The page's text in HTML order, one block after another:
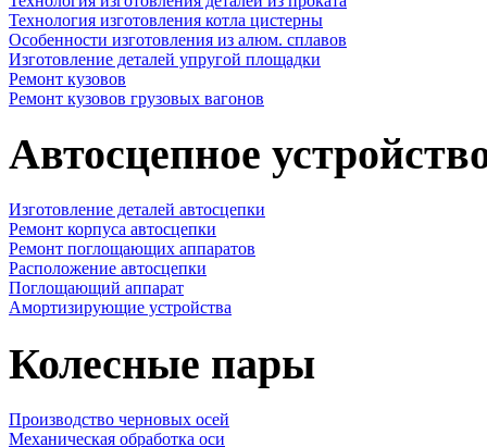
Технология изготовления котла цистерны
Особенности изготовления из алюм. сплавов
Изготовление деталей упругой площадки
Ремонт кузовов
Ремонт кузовов грузовых вагонов
Автосцепное
Изготовление деталей автосцепки
Ремонт корпуса автосцепки
Ремонт поглощающих аппаратов
Расположение автосцепки
Поглощающий аппарат
Амортизирующие устройства
Колесные пары
Производство черновых осей
Механическая обработка оси